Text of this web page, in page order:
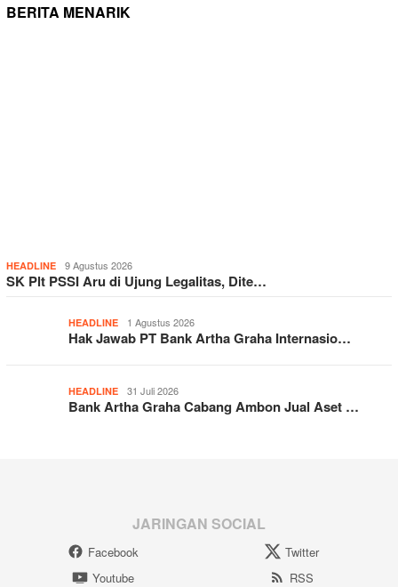
BERITA MENARIK
HEADLINE 9 Agustus 2026
SK Plt PSSI Aru di Ujung Legalitas, Dite…
HEADLINE 1 Agustus 2026
Hak Jawab PT Bank Artha Graha Internasio…
HEADLINE 31 Juli 2026
Bank Artha Graha Cabang Ambon Jual Aset …
JARINGAN SOCIAL
Facebook
Twitter
Youtube
RSS